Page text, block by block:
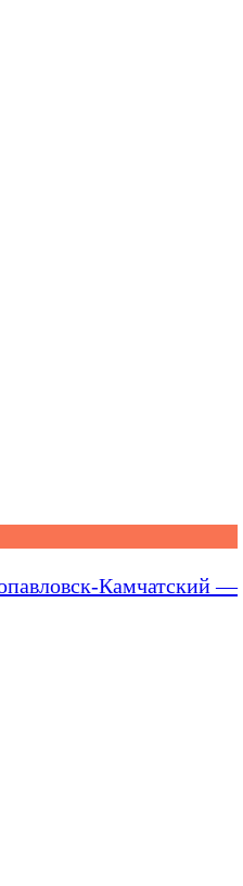
Камчатский —